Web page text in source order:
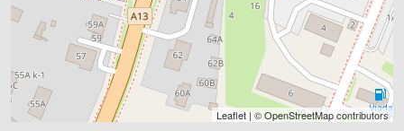
Leaflet | ©OpenStreetMapcontributors